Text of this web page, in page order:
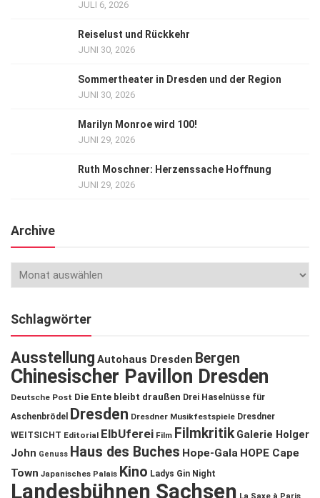
JULI 6, 2026
Reiselust und Rückkehr
JUNI 30, 2026
Sommertheater in Dresden und der Region
JUNI 30, 2026
Marilyn Monroe wird 100!
JUNI 29, 2026
Ruth Moschner: Herzenssache Hoffnung
JUNI 29, 2026
Archive
Schlagwörter
Ausstellung Autohaus Dresden Bergen
Chinesischer Pavillon Dresden
Deutsche Post Die Ente bleibt draußen Drei Haselnüsse für
Aschenbrödel
Dresden Dresdner Musikfestspiele Dresdner
WEITSICHT Editorial ElbUferei Film Filmkritik Galerie Holger
John Genuss Haus des Buches Hope-Gala HOPE Cape
Town Japanisches Palais Kino Ladys Gin Night
Landesbühnen Sachsen